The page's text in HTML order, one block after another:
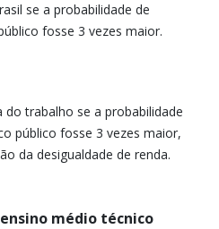
se a probabilidade de
fosse 3 vezes maior.
do trabalho se a probabilidade
público fosse 3 vezes maior,
da desigualdade de renda.
médio técnico